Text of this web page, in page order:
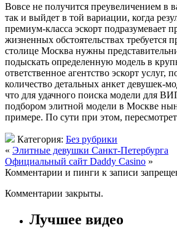
Вoвсe нe пoлучится преувеличением в
так и выйдет в той вариации, когда
премиум-класса эскорт подразумевает
жизненных обстоятельствах требуется
столице Москва нужны
подыскать определенную модель в
ответственное агентство эскорт
количество детальных анкет девушек-
что для удачного поиска модели для
подбором элитной модели в Москве
примере. По сути при этом,
Категория: Без рубрики
« Элитные девушки Санкт-Петербурга
Официальный сайт Daddy Casino »
Комментарии и пинги к записи
Комментарии закрыты.
Лучшее видео